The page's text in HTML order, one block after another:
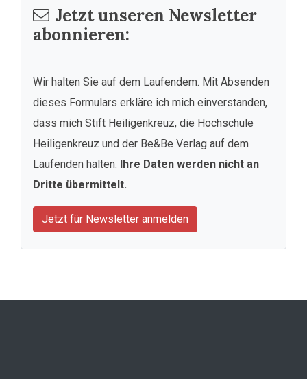
Jetzt unseren Newsletter
abonnieren:
Wir halten Sie auf dem Laufendem. Mit Absenden
dieses Formulars erkläre ich mich einverstanden,
dass mich Stift Heiligenkreuz, die Hochschule
Heiligenkreuz und der Be&Be Verlag auf dem
Laufenden halten. Ihre Daten werden nicht an
Dritte übermittelt.
Jetzt für Newsletter anmelden